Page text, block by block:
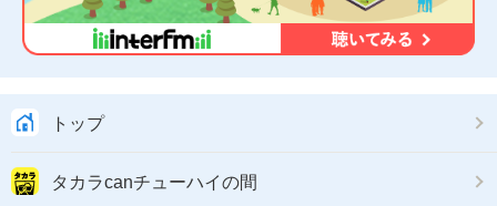
トップ
タカラcanチューハイの間